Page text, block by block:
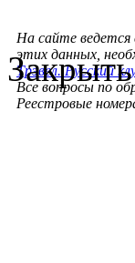
На сайте ведется
этих данных,
Трэвел. Русский
Все вопросы по
Реестровые
Закрыть